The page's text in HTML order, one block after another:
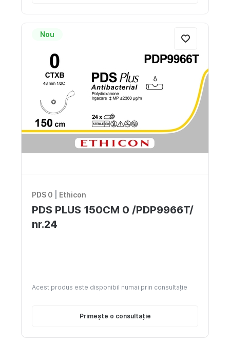
Nou
PDS 0 Ethicon
PDS PLUS 150CM 0 /PDP9966T/
nr.24
Acest produs este disponibil numai prin consultație
Primește o consultație